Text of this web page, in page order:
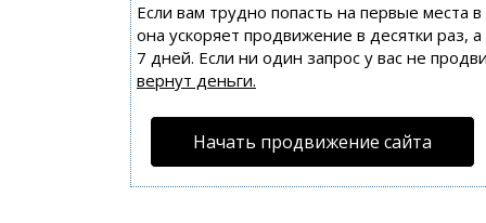
Если вам трудно попасть на первые места
она ускоряет продвижение в десятки раз,
7 дней. Если ни один запрос у вас не
вернут деньги.
Начать продвижение сайта